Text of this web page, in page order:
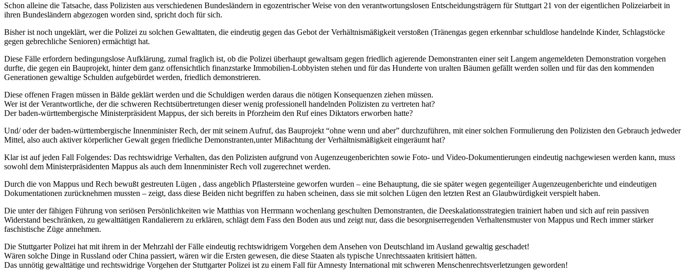
Schon alleine die Tatsache, dass Polizisten aus verschiedenen Bundesländern in egozentrischer Weise von den verantwortungslosen Entscheidungsträgern für Stuttgart 21 von der eigentlichen Polizeiarbeit in
ihren Bundesländern abgezogen worden sind, spricht doch für sich.
Bisher ist noch ungeklärt, wer die Polizei zu solchen Gewalttaten, die eindeutig gegen das Gebot der Verhältnismäßigkeit verstoßen (Tränengas gegen erkennbar schuldlose handelnde Kinder, Schlagstöcke
gegen gebrechliche Senioren) ermächtigt hat.
Diese Fälle erfordern bedingungslose Aufklärung, zumal fraglich ist, ob die Polizei überhaupt gewaltsam gegen friedlich agierende Demonstranten einer seit Langem angemeldeten Demonstration vorgehen
durfte, die gegen ein Bauprojekt, hinter dem ganz offensichtlich finanzstarke Immobilien-Lobbyisten stehen und für das Hunderte von uralten Bäumen gefällt werden sollen und für das den kommenden
Generationen gewaltige Schulden aufgebürdet werden, friedlich demonstrieren.
Diese offenen Fragen müssen in Bälde geklärt werden und die Schuldigen werden daraus die nötigen Konsequenzen ziehen müssen.
Wer ist der Verantwortliche, der die schweren Rechtsübertretungen dieser wenig professionell handelnden Polizisten zu vertreten hat?
Der baden-württembergische Ministerpräsident Mappus, der sich bereits in Pforzheim den Ruf eines Diktators erworben hatte?
Und/ oder der baden-württembergische Innenminister Rech, der mit seinem Aufruf, das Bauprojekt “ohne wenn und aber” durchzuführen, mit einer solchen Formulierung den Polizisten den Gebrauch jedweder
Mittel, also auch aktiver körperlicher Gewalt gegen friedliche Demonstranten,unter Mißachtung der Verhältnismäßigkeit eingeräumt hat?
Klar ist auf jeden Fall Folgendes: Das rechtswidrige Verhalten, das den Polizisten aufgrund von Augenzeugenberichten sowie Foto- und Video-Dokumentierungen eindeutig nachgewiesen werden kann, muss
sowohl dem Ministerpräsidenten Mappus als auch dem Innenminister Rech voll zugerechnet werden.
Durch die von Mappus und Rech bewußt gestreuten Lügen , dass angeblich Pflastersteine geworfen wurden – eine Behauptung, die sie später wegen gegenteiliger Augenzeugenberichte und eindeutigen
Dokumentationen zurücknehmen mussten – zeigt, dass diese Beiden nicht begriffen zu haben scheinen, dass sie mit solchen Lügen den letzten Rest an Glaubwürdigkeit verspielt haben.
Die unter der fähigen Führung von seriösen Persönlichkeiten wie Matthias von Herrmann wochenlang geschulten Demonstranten, die Deeskalationsstrategien trainiert haben und sich auf rein passiven
Widerstand beschränken, zu gewalttätigen Randalierern zu erklären, schlägt dem Fass den Boden aus und zeigt nur, dass die besorgniserregenden Verhaltensmuster von Mappus und Rech immer stärker
faschistische Züge annehmen.
Die Stuttgarter Polizei hat mit ihrem in der Mehrzahl der Fälle eindeutig rechtswidrigem Vorgehen dem Ansehen von Deutschland im Ausland gewaltig geschadet!
Wären solche Dinge in Russland oder China passiert, wären wir die Ersten gewesen, die diese Staaten als typische Unrechtssaaten kritisiert hätten.
Das unnötig gewalttätige und rechtswidrige Vorgehen der Stuttgarter Polizei ist zu einem Fall für Amnesty International mit schweren Menschenrechtsverletzungen geworden!